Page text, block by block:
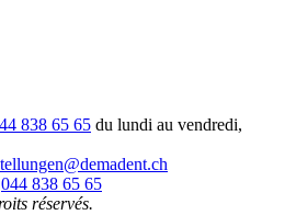
838 65 65 du lundi au vendredi,
044 838 65 65
réservés.